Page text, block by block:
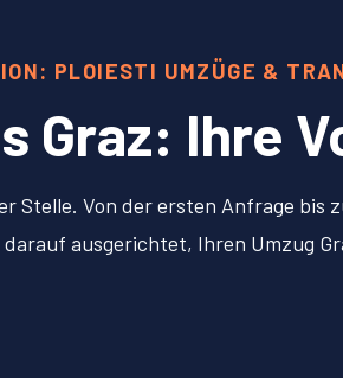
PLOIESTI UMZÜGE &
Graz: Ihre
Stelle. Von der ersten Anfrage
ausgerichtet, Ihren Umzug